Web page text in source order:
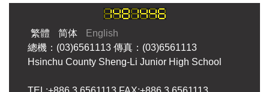
繁體 简体
English
總機：(03)6561113 傳真：(03)6561113
Hsinchu County Sheng-Li Junior High School